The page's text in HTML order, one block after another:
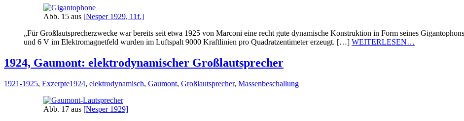
Abb. 15 aus [Nesper 1929, 11f.]
„Für Großlautsprecherzwecke war bereits seit etwa 1925 von Marconi eine recht gute dynamische Konstruktion in Form seines
und 6 V im Elektromagnetfeld wurden im Luftspalt 9000 Kraftlinien pro Quadratzentimeter erzeugt. […] WEITERLESEN…
1924, Gaumont: elektrodynamischer Großlautsprecher
1921-1925, Exzerpte1924, elektrodynamisch, Gaumont, Großlautsprecher, Massenbeschallung
Abb. 17 aus [Nesper 1929]